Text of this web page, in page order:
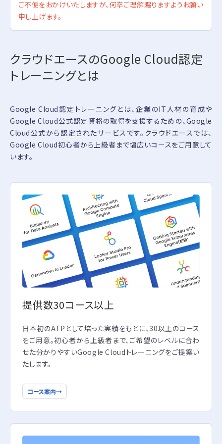
ご不便をおかけいたしますが、何卒ご理解賜りますようお願い
申し上げます。
クラウドエースのGoogle Cloud認定
トレーニングとは
Google Cloud認定トレーニングとは、企業のIT人材の育成や
Google Cloud公式認定資格の取得を支援するための、Google
Cloud公式から認定されたサービスです。クラウドエースでは、
Google Cloud初心者から上級者まで幅広いコースをご用意して
います。
提供数30コース以上
日本初のATPとして培った実績をもとに、30以上のコース
をご用意。初心者から上級者まで、ご希望のレベルに合わ
せた分かりやすいGoogle Cloudトレーニングをご提案い
たします。
コース案内→